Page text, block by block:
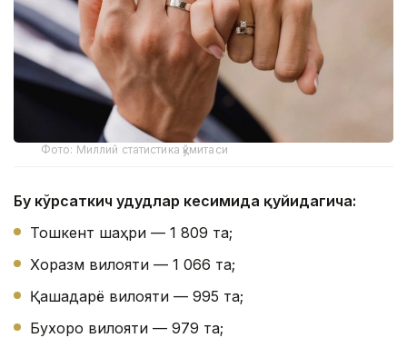
Фото: Миллий статистика қўмитаси
Бу кўрсаткич ҳудудлар кесимида қуйидагича:
Тошкент шаҳри — 1 809 та;
Хоразм вилояти — 1 066 та;
Қашқадарё вилояти — 995 та;
Бухоро вилояти — 979 та;